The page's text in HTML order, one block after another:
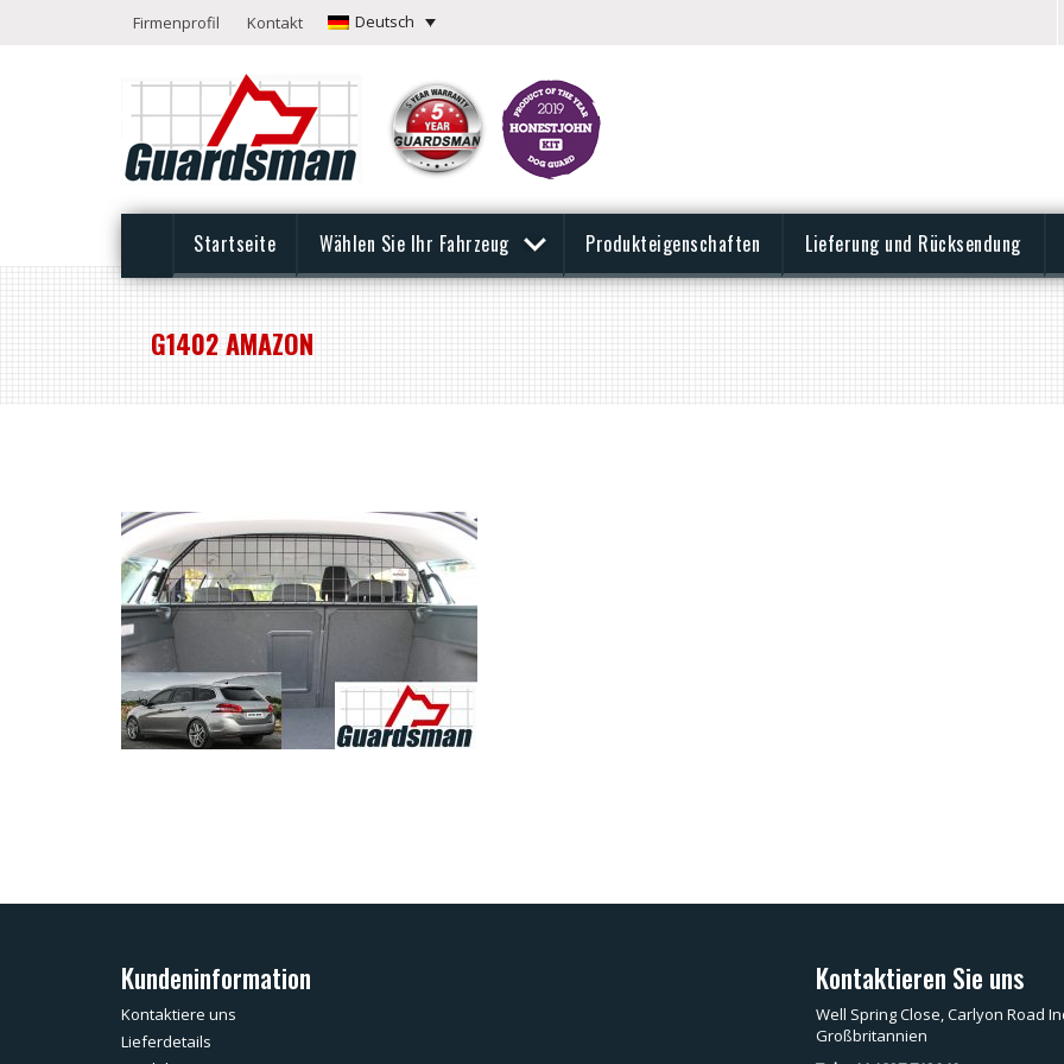
Firmenprofil Kontakt Deutsch
Startseite Wählen Sie Ihr Fahrzeug Produkteigenschaften Lieferung und Rücksendung
G1402 AMAZON
Kundeninformation
Kontaktiere uns
Lieferdetails
Kontaktieren Sie uns
Well Spring Close, Carlyon Road
Großbritannien